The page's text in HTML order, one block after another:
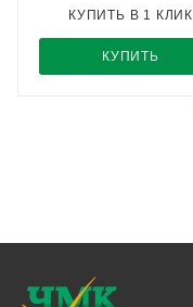
КУПИТЬ
КУПИТЬ В 1 КЛИК